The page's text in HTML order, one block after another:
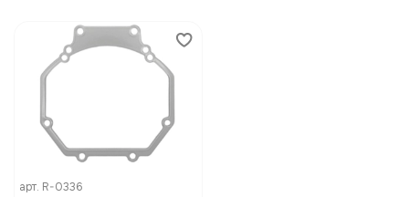
арт. R-0336